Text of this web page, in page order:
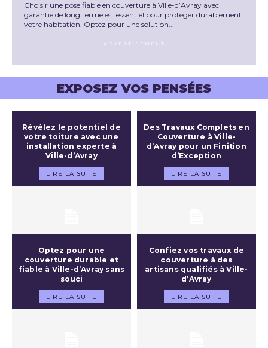
Choisir une pose fiable en couverture à Ville-d’Avray avec
garantie de long terme est essentiel pour protéger durablement
votre habitation. Optez pour une solution...
- ADVERTISEMENT -
EXPOSEZ VOS PENSÉES
Révélez le potentiel de
votre toiture avec une
installation experte à
Ville-d’Avray
LIRE LA SUITE
Des Travaux Complets en
Couverture à Ville-
d’Avray pour un Finition
d’Exception
LIRE LA SUITE
Optez pour une
couverture durable et
fiable à Ville-d’Avray sans
souci
LIRE LA SUITE
Confiez vos travaux de
couverture à des
artisans qualifiés à Ville-
d’Avray
LIRE LA SUITE